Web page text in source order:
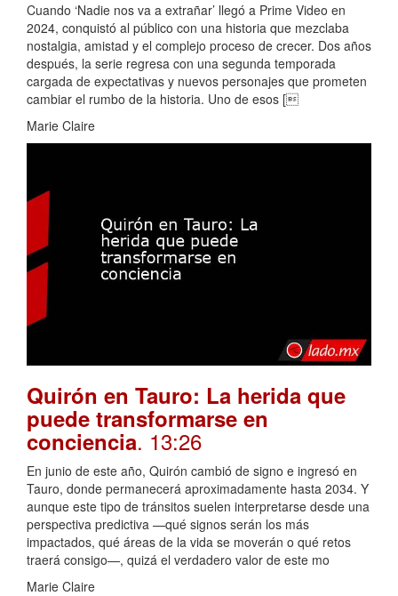
Cuando ‘Nadie nos va a extrañar’ llegó a Prime Video en
2024, conquistó al público con una historia que mezclaba
nostalgia, amistad y el complejo proceso de crecer. Dos años
después, la serie regresa con una segunda temporada
cargada de expectativas y nuevos personajes que prometen
cambiar el rumbo de la historia. Uno de esos [
Marie Claire
Quirón en Tauro: La herida que
puede transformarse en
conciencia. 13:26
En junio de este año, Quirón cambió de signo e ingresó en
Tauro, donde permanecerá aproximadamente hasta 2034. Y
aunque este tipo de tránsitos suelen interpretarse desde una
perspectiva predictiva —qué signos serán los más
impactados, qué áreas de la vida se moverán o qué retos
traerá consigo—, quizá el verdadero valor de este mo
Marie Claire